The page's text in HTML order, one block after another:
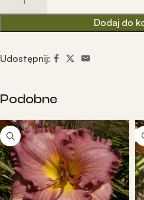
Dodaj do
Udostępnij:
Podobne